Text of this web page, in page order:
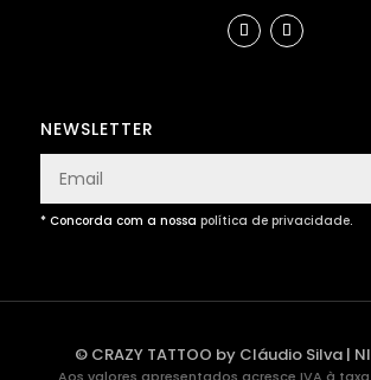
NEWSLETTER
* Concorda com a nossa política de privacidade.
© CRAZY TATTOO by Cláudio Silva |